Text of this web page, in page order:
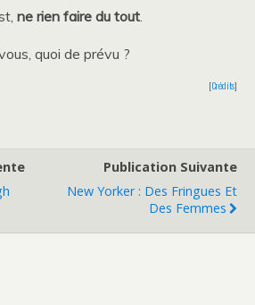
ne rien faire du tout.
quoi de prévu ?
[Crédits]
Publication Suivante
New Yorker : Des Fringues Et
Des Femmes